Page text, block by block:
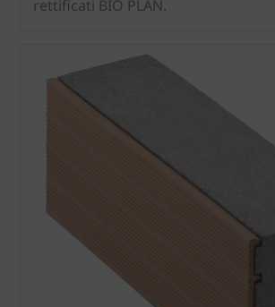
rettificati BIO PLAN.